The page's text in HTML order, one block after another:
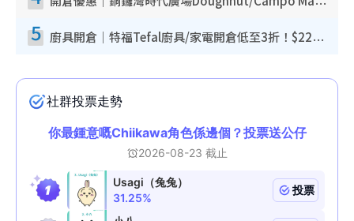
5 廚具開倉｜特福Tefal廚具/家電開倉低至3折！$220起買平底鍋/炒鑊/湯煲！電飯煲/吸塵機/燙斗$418起